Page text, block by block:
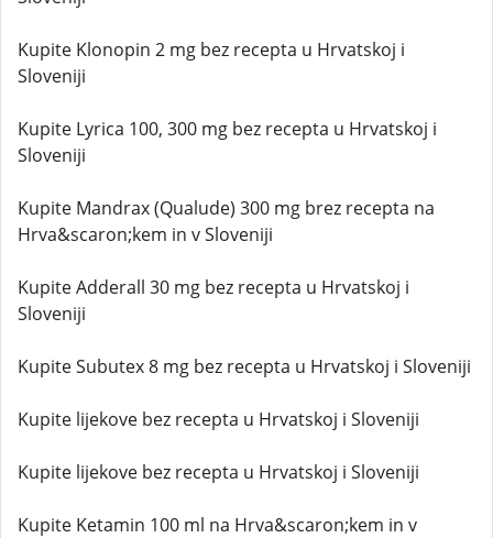
Kupite Klonopin 2 mg bez recepta u Hrvatskoj i
Sloveniji
Kupite Lyrica 100, 300 mg bez recepta u Hrvatskoj i
Sloveniji
Kupite Mandrax (Qualude) 300 mg brez recepta na
Hrva&scaron;kem in v Sloveniji
Kupite Adderall 30 mg bez recepta u Hrvatskoj i
Sloveniji
Kupite Subutex 8 mg bez recepta u Hrvatskoj i Sloveniji
Kupite lijekove bez recepta u Hrvatskoj i Sloveniji
Kupite lijekove bez recepta u Hrvatskoj i Sloveniji
Kupite Ketamin 100 ml na Hrva&scaron;kem in v